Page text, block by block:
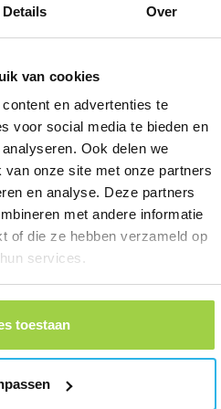
Details Over
van cookies
en advertenties te
voor social media te bieden en
Ook delen we
onze site met onze partners
en analyse. Deze partners
met andere informatie
of die ze hebben verzameld op
services.
toestaan